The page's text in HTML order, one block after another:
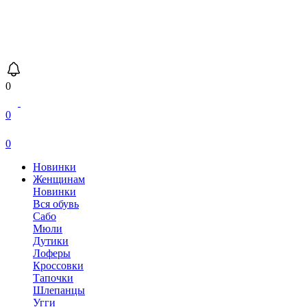
0
0
0
Новинки
Женщинам
Новинки
Вся обувь
Сабо
Мюли
Дутики
Лоферы
Кроссовки
Тапочки
Шлепанцы
Угги